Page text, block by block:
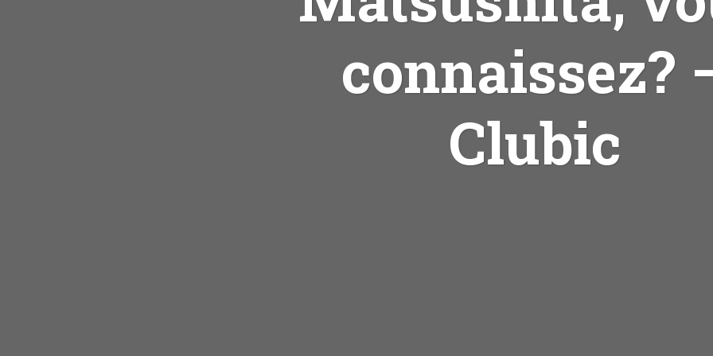
connaissez?
Clubic